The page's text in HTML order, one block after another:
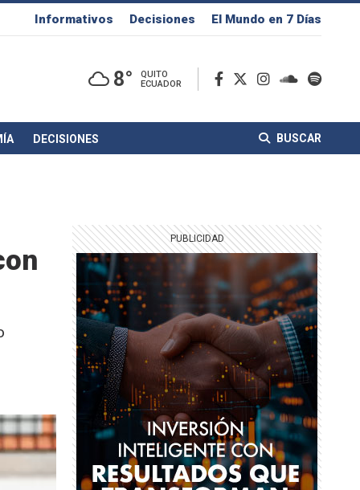
Informativos Decisiones El Mundo en 7 Días
8°
QUITO
ECUADOR
DECISIONES BUSCAR